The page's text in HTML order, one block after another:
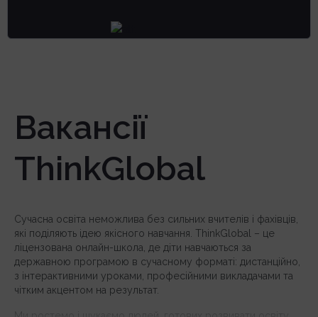
Вакансії
ThinkGlobal
Сучасна освіта неможлива без сильних вчителів і фахівців,
які поділяють ідею якісного навчання. ThinkGlobal – це
ліцензована онлайн-школа, де діти навчаються за
державною програмою в сучасному форматі: дистанційно,
з інтерактивними уроками, професійними викладачами та
чітким акцентом на результат.